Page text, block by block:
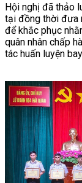
Hội nghị đã thảo
tại đồng thời đưa
để khắc phục
quân nhân chấp
tác huấn luyện